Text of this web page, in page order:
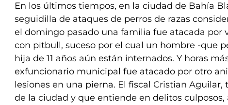
En los últimos tiempos, en la ciudad de Bahía
seguidilla de ataques de perros de razas
el domingo pasado una familia fue atacada por
con pitbull, suceso por el cual un hombre -que
hija de 11 años aún están internados. Y horas
exfuncionario municipal fue atacado por otro
lesiones en una pierna. El fiscal Cristian Aguilar,
de la ciudad y que entiende en delitos culposos,